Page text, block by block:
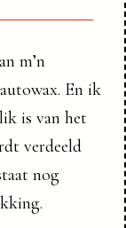
m’n
En ik
is van het
verdeeld
nog